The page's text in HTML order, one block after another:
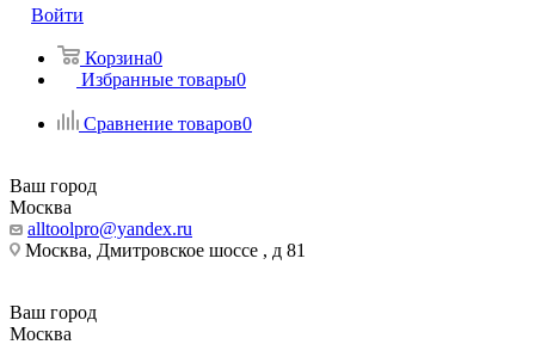
Войти
Корзина0
Избранные товары0
Сравнение товаров0
Ваш город
Москва
alltoolpro@yandex.ru
Москва, Дмитровское шоссе , д 81
Ваш город
Москва